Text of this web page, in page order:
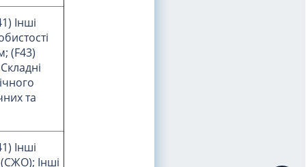
Інші
(F43)
та
Інші
Інші